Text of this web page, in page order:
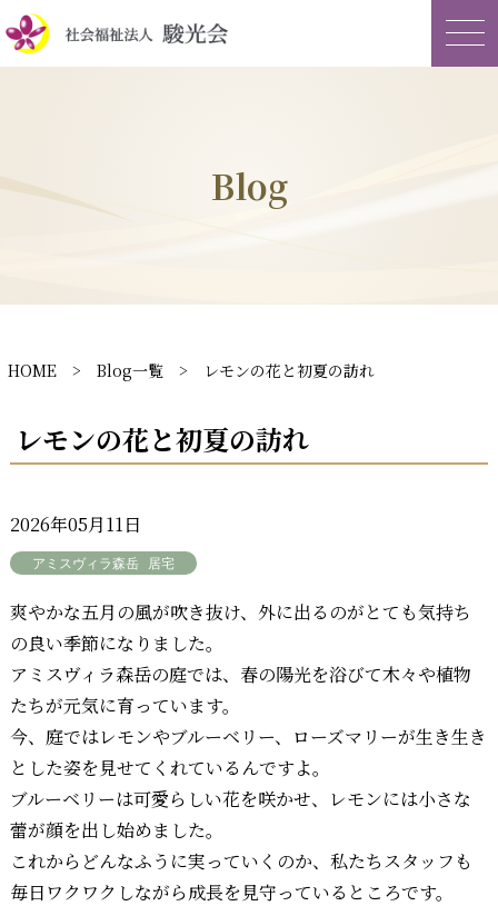
Blog
HOME > Blog一覧 > レモンの花と初夏の訪れ
レモンの花と初夏の訪れ
2026年05月11日
アミスヴィラ森岳 居宅
爽やかな五月の風が吹き抜け、外に出るのがとても気持ち
の良い季節になりました。
アミスヴィラ森岳の庭では、春の陽光を浴びて木々や植物
たちが元気に育っています。
今、庭ではレモンやブルーベリー、ローズマリーが生き生き
とした姿を見せてくれているんですよ。
ブルーベリーは可愛らしい花を咲かせ、レモンには小さな
蕾が顔を出し始めました。
これからどんなふうに実っていくのか、私たちスタッフも
毎日ワクワクしながら成長を見守っているところです。